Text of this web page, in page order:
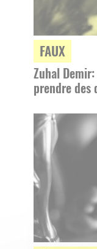
FAUX
Zuhal
prendre des